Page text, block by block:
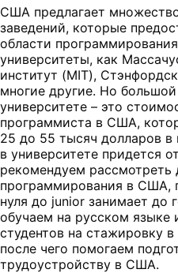
США предлагает
заведений, которые
области
университеты, как
институт (MIT),
многие другие. Но
университете – это
программиста в США,
25 до 55 тысяч долларов в
в университете придется
рекомендуем рассмотреть
программирования в США,
нуля до junior занимает до
обучаем на русском языке
студентов на стажировку
после чего помогаем
трудоустройству в США.